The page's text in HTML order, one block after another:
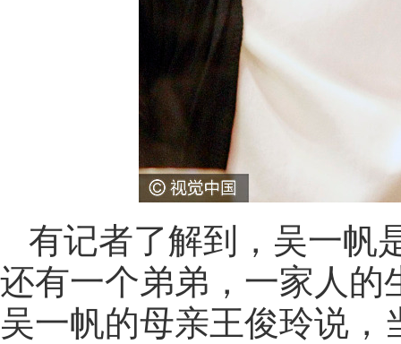
有记者了解到，吴一帆
还有一个弟弟，一家人的
吴一帆的母亲王俊玲说